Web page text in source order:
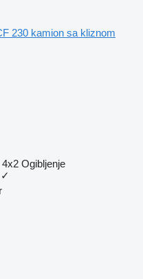
230 kamion sa kliznom
4x2 Ogibljenje
✓